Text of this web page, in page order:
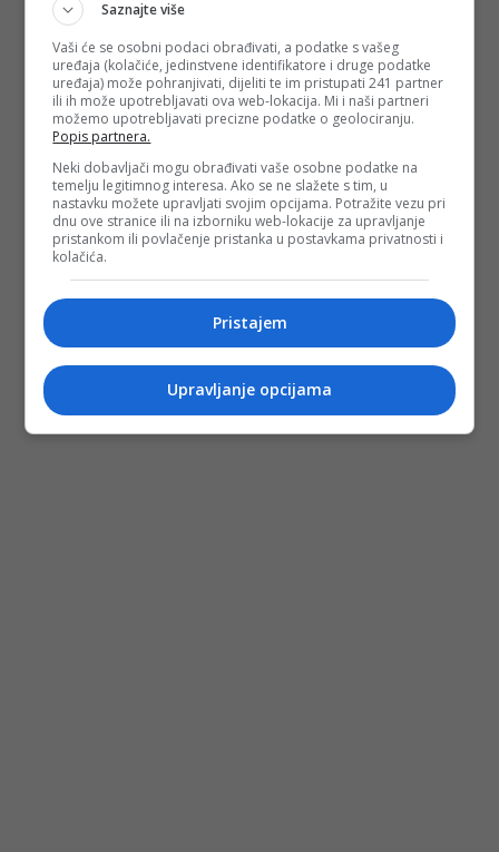
Saznajte više
Vaši će se osobni podaci obrađivati, a podatke s vašeg
uređaja (kolačiće, jedinstvene identifikatore i druge podatke
uređaja) može pohranjivati, dijeliti te im pristupati 241 partner
ili ih može upotrebljavati ova web-lokacija. Mi i naši partneri
možemo upotrebljavati precizne podatke o geolociranju.
Popis partnera.
Neki dobavljači mogu obrađivati vaše osobne podatke na
temelju legitimnog interesa. Ako se ne slažete s tim, u
nastavku možete upravljati svojim opcijama. Potražite vezu pri
dnu ove stranice ili na izborniku web-lokacije za upravljanje
pristankom ili povlačenje pristanka u postavkama privatnosti i
kolačića.
Pristajem
Upravljanje opcijama